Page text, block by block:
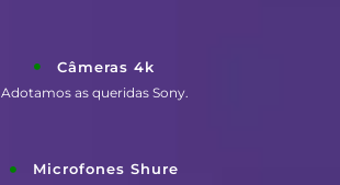
Câmeras 4k
Adotamos as queridas Sony.
Microfones Shure